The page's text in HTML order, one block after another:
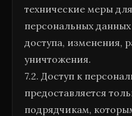
технические меры
персональных
доступа, изменения,
уничтожения.
7.2. Доступ к
предоставляется
подрядчикам,